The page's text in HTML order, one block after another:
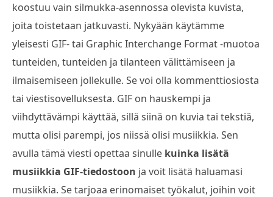
koostuu vain silmukka-asennossa olevista kuvista,
joita toistetaan jatkuvasti. Nykyään käytämme
yleisesti GIF- tai Graphic Interchange Format -muotoa
tunteiden, tunteiden ja tilanteen välittämiseen ja
ilmaisemiseen jollekulle. Se voi olla kommenttiosiosta
tai viestisovelluksesta. GIF on hauskempi ja
viihdyttävämpi käyttää, sillä siinä on kuvia tai tekstiä,
mutta olisi parempi, jos niissä olisi musiikkia. Sen
avulla tämä viesti opettaa sinulle kuinka lisätä
musiikkia GIF-tiedostoon ja voit lisätä haluamasi
musiikkia. Se tarjoaa erinomaiset työkalut, joihin voit